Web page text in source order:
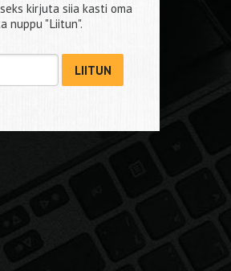
kirjuta siia kasti oma
nuppu "Liitun".
LIITUN